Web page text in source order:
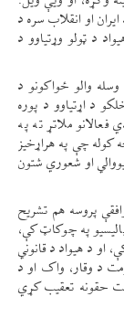
او انقلاب سره د
د ټولو وړتیاوو د
والو ځواکونو د
د اړتیاوو د پوره
فعالانو ملاتړ ته په
چې په هراړخیز
او شعوري شتون
پروسه هم تشریح
په چوکاټ کې،
او د هیواد د قانوني
د وقار، واک او د
حقونه تعقیب کړي